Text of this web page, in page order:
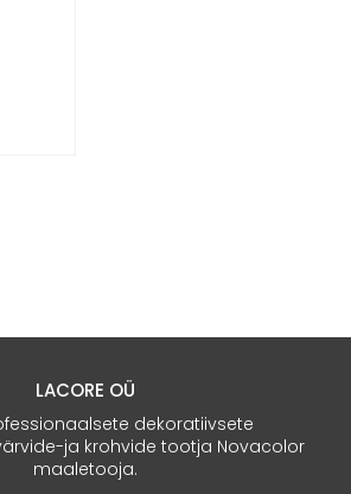
LACORE OÜ
dekoratiivsete
ja krohvide tootja Novacolor
maaletooja.